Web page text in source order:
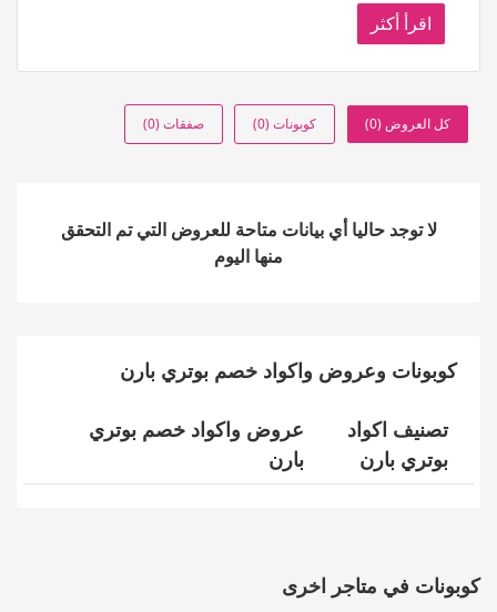
اقرأ أكثر
كل العروض (0) كوبونات (0) صفقات (0)
لا توجد حاليا أي بيانات متاحة للعروض التي تم التحقق
منها اليوم
كوبونات وعروض واكواد خصم بوتري بارن
تصنيف اكواد
بوتري بارن
عروض واكواد خصم بوتري
بارن
كوبونات في متاجر اخرى